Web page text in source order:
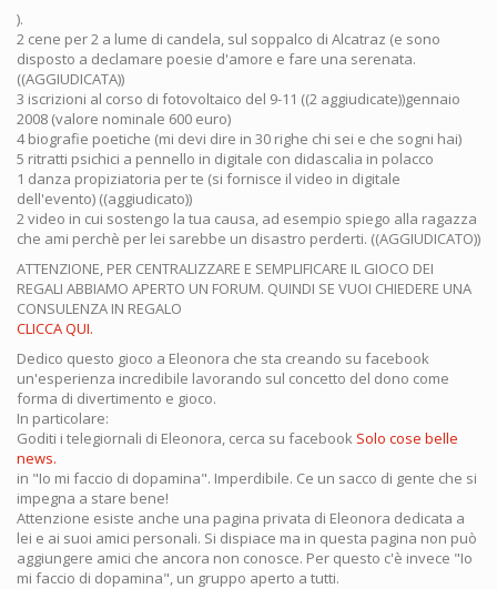
).
2 cene per 2 a lume di candela, sul soppalco di Alcatraz (e sono
disposto a declamare poesie d'amore e fare una serenata.
((AGGIUDICATA))
3 iscrizioni al corso di fotovoltaico del 9-11 ((2 aggiudicate))gennaio
2008 (valore nominale 600 euro)
4 biografie poetiche (mi devi dire in 30 righe chi sei e che sogni hai)
5 ritratti psichici a pennello in digitale con didascalia in polacco
1 danza propiziatoria per te (si fornisce il video in digitale
dell'evento) ((aggiudicato))
2 video in cui sostengo la tua causa, ad esempio spiego alla ragazza
che ami perchè per lei sarebbe un disastro perderti. ((AGGIUDICATO))
ATTENZIONE, PER CENTRALIZZARE E SEMPLIFICARE IL GIOCO DEI
REGALI ABBIAMO APERTO UN FORUM. QUINDI SE VUOI CHIEDERE UNA
CONSULENZA IN REGALO
CLICCA QUI.
Dedico questo gioco a Eleonora che sta creando su facebook
un'esperienza incredibile lavorando sul concetto del dono come
forma di divertimento e gioco.
In particolare:
Goditi i telegiornali di Eleonora, cerca su facebook Solo cose belle
news.
in "Io mi faccio di dopamina". Imperdibile. Ce un sacco di gente che si
impegna a stare bene!
Attenzione esiste anche una pagina privata di Eleonora dedicata a
lei e ai suoi amici personali. Si dispiace ma in questa pagina non può
aggiungere amici che ancora non conosce. Per questo c'è invece "Io
mi faccio di dopamina", un gruppo aperto a tutti.